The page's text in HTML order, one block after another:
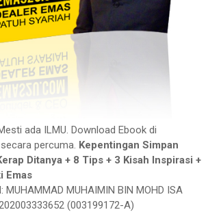
ada ILMU. Download Ebook di
secara percuma. Kepentingan Simpan
Ditanya + 8 Tips + 3 Kisah Inspirasi +
Emas
MUHAMMAD MUHAIMIN BIN MOHD ISA
(003199172-A)